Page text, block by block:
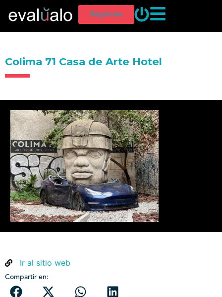
Regístrate
Colima 71 Casa de Arte Hotel
Ir al sitio web
Compartir en: